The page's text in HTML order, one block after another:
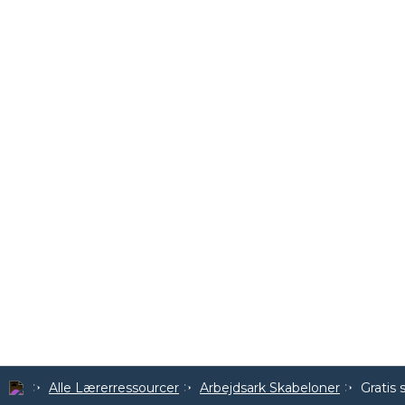
Alle Lærerressourcer Arbejdsark Skabeloner Gratis